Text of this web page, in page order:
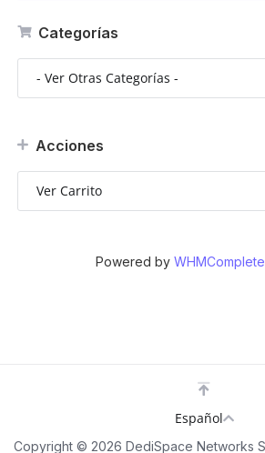
Categorías
Acciones
Powered by
Copyright © 2026 DediSpace Networks
Español